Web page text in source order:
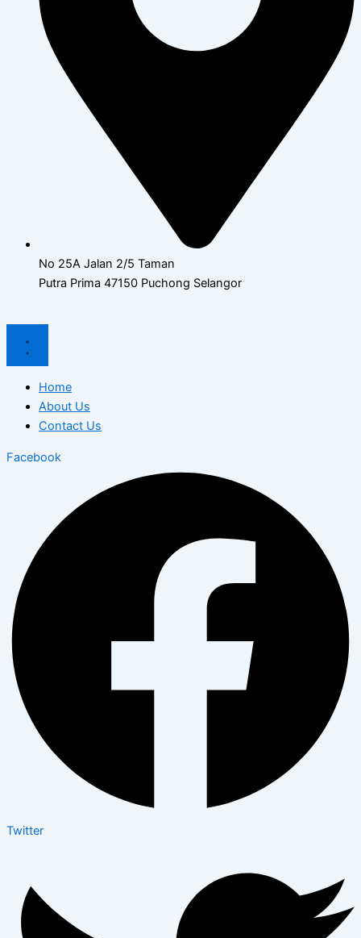
No 25A Jalan 2/5 Taman
Putra Prima 47150 Puchong Selangor
Home
About Us
Contact Us
Facebook
Twitter